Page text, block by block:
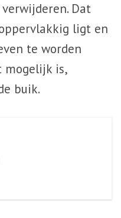
Dat
ligt en
te worden
mogelijk is,
buik.